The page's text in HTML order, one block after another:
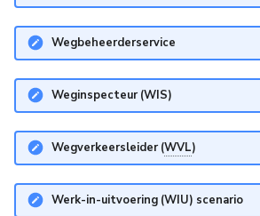
Wegbeheerderservice
Weginspecteur (WIS)
Wegverkeersleider (WVL)
Werk-in-uitvoering (WIU) scenario